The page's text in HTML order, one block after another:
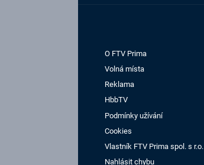
O FTV Prima
Volná místa
Reklama
HbbTV
Podmínky užívání
Cookies
Vlastník FTV Prima spol. s r.o.
Nahlásit chybu